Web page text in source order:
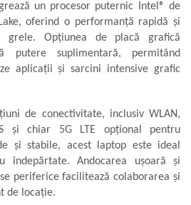
un procesor puternic Intel® de
oferind o performanță rapidă și
grele. Opțiunea de placă grafică
putere suplimentară, permitând
aplicații și sarcini intensive grafic
de conectivitate, inclusiv WLAN,
și chiar 5G LTE opțional pentru
și stabile, acest laptop este ideal
îndepărtate. Andocarea ușoară și
periferice facilitează colaborarea și
de locație.